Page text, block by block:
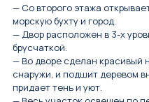
— Со второго этажа
морскую бухту и город.
— Двор расположен в 3-х
брусчаткой.
— Во дворе сделан красивый
снаружи, и подшит деревом
придает тень и уют.